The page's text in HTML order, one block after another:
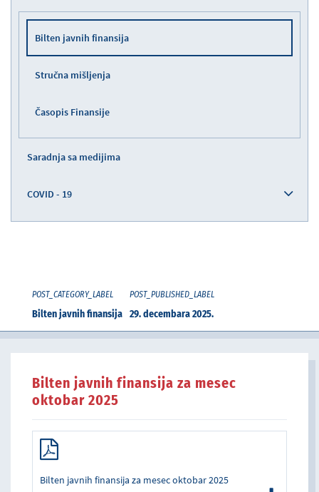
Bilten javnih finansija
Stručna mišljenja
Časopis Finansije
Saradnja sa medijima
COVID - 19
POST_CATEGORY_LABEL
Bilten javnih finansija
POST_PUBLISHED_LABEL
29. decembara 2025.
Bilten javnih finansija za mesec
oktobar 2025
Bilten javnih finansija za mesec oktobar 2025